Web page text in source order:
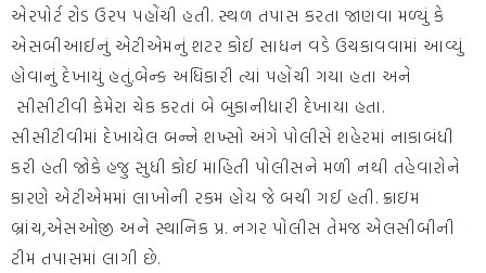
એરપોર્ટ રોડ ઉરપ પહોંચી હતી. સ્થળ તપાસ કરતા જાણવા મળ્યું કે
એસબીઆઈનું એટીએમનું શટર કોઈ સાધન વડે ઉચકાવવામાં આવ્યું
હોવાનું દેખાયું હતું.બેન્ક અધિકારી ત્યાં પહોંચી ગયા હતા અને
સીસીટીવી કેમેરા ચેક કરતાં બે બુકાનીધારી દેખાયા હતા.
સીસીટીવીમાં દેખાયેલ બન્ને શખ્સો અંગે પોલીસે શહેરમાં નાકાબંધી
કરી હતી જોકે હજુ સુધી કોઈ માહિતી પોલીસને મળી નથી તહેવારોને
કારણે એટીએમમાં લાખોની રકમ હોય જે બચી ગઈ હતી. ક્રાઇમ
બ્રાંચ,એસઓજી અને સ્થાનિક પ્ર. નગર પોલીસ તેમજ એલસીબીની
ટીમ તપાસમાં લાગી છે.